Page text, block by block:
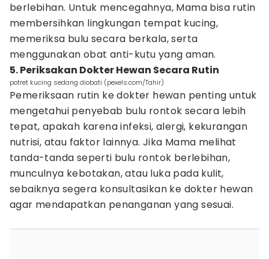
berlebihan. Untuk mencegahnya, Mama bisa rutin
membersihkan lingkungan tempat kucing,
memeriksa bulu secara berkala, serta
menggunakan obat anti-kutu yang aman.
5. Periksakan Dokter Hewan Secara Rutin
potret kucing sedang diobati (pexels.com/Tahir)
Pemeriksaan rutin ke dokter hewan penting untuk
mengetahui penyebab bulu rontok secara lebih
tepat, apakah karena infeksi, alergi, kekurangan
nutrisi, atau faktor lainnya. Jika Mama melihat
tanda-tanda seperti bulu rontok berlebihan,
munculnya kebotakan, atau luka pada kulit,
sebaiknya segera konsultasikan ke dokter hewan
agar mendapatkan penanganan yang sesuai.